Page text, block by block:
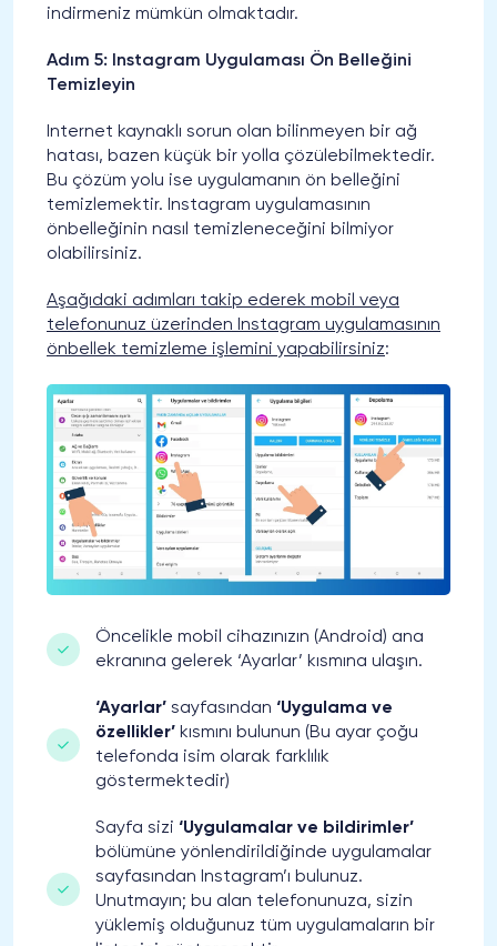
indirmeniz mümkün olmaktadır.
Adım 5: Instagram Uygulaması Ön Belleğini
Temizleyin
Internet kaynaklı sorun olan bilinmeyen bir ağ
hatası, bazen küçük bir yolla çözülebilmektedir.
Bu çözüm yolu ise uygulamanın ön belleğini
temizlemektir. Instagram uygulamasının
önbelleğinin nasıl temizleneceğini bilmiyor
olabilirsiniz.
Aşağıdaki adımları takip ederek mobil veya
telefonunuz üzerinden Instagram uygulamasının
önbellek temizleme işlemini yapabilirsiniz:
Öncelikle mobil cihazınızın (Android) ana
ekranına gelerek ‘Ayarlar’ kısmına ulaşın.
‘Ayarlar’ sayfasından ‘Uygulama ve
özellikler’ kısmını bulunun (Bu ayar çoğu
telefonda isim olarak farklılık
göstermektedir)
Sayfa sizi ‘Uygulamalar ve bildirimler’
bölümüne yönlendirildiğinde uygulamalar
sayfasından Instagram’ı bulunuz.
Unutmayın; bu alan telefonunuza, sizin
yüklemiş olduğunuz tüm uygulamaların bir